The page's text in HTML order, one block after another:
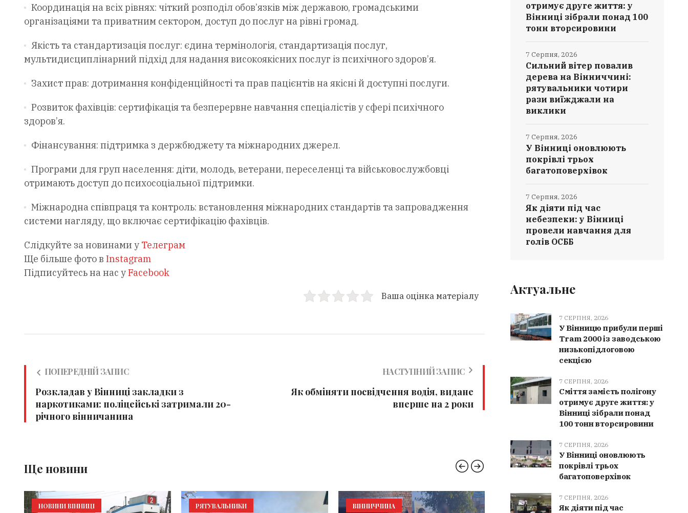
Координація на всіх рівнях: чіткий розподіл обов’язків між державою, громадськими
організаціями та приватним сектором, доступ до послуг на рівні громад.
Якість та стандартизація послуг: єдина термінологія, стандартизація послуг,
мультидисциплінарний підхід для надання високоякісних послуг із психічного здоров’я.
Захист прав: дотримання конфіденційності та прав пацієнтів на якісні й доступні послуги.
Розвиток фахівців: сертифікація та безперервне навчання спеціалістів у сфері психічного
здоров’я.
Фінансування: підтримка з держбюджету та міжнародних джерел.
Програми для груп населення: діти, молодь, ветерани, переселенці та військовослужбовці
отримають доступ до психосоціальної підтримки.
Міжнародна співпраця та контроль: встановлення міжнародних стандартів та запровадження
системи нагляду, що включає сертифікацію фахівців.
Слідкуйте за новинами у Телеграм
Ще більше фото в Instagram
Підписуйтесь на нас уFacebook
Ваша оцінка матеріалу
ПОПЕРЕДНІЙ ЗАПИС
Розкладав у Вінниці закладки з
наркотиками: поліцейські затримали 20-
річного вінничанина
НАСТУПНИЙ ЗАПИС
Як обміняти посвідчення водія, видане
вперше на 2 роки
Ще новини
НОВИНИ ВІННИЦІ РЯТУВАЛЬНИКИ ВІННИЧЧИНА НОВИНИ ВІННИЦІ
отримує друге життя: у
Вінниці зібрали понад 100
тонн вторсировини
Сильний вітер повалив
дерева на Вінниччині:
рятувальники чотири
рази виїжджали на
виклики
7 Серпня, 2026
У Вінниці оновлюють
покрівлі трьох
багатоповерхівок
7 Серпня, 2026
Як діяти під час
небезпеки: у Вінниці
провели навчання для
голів ОСББ
7 Серпня, 2026
Актуальне
7 СЕРПНЯ, 2026
У Вінницю прибули перші
Tram 2000 із заводською
низькопідлоговою
секцією
7 СЕРПНЯ, 2026
Сміття замість полігону
отримує друге життя: у
Вінниці зібрали понад
100 тонн вторсировини
7 СЕРПНЯ, 2026
У Вінниці оновлюють
покрівлі трьох
багатоповерхівок
7 СЕРПНЯ, 2026
Як діяти під час